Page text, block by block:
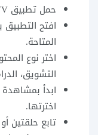
حمل تطبيق QuickTV على الهاتف الرابط بالاعلى
افتح
المتاحة.
اختر نوع
التشويق،
ابدأ
اخترتها.
تابع حلقتين